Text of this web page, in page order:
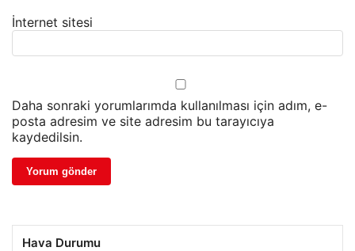
İnternet sitesi
Daha sonraki yorumlarımda kullanılması için adım, e-
posta adresim ve site adresim bu tarayıcıya
kaydedilsin.
Hava Durumu